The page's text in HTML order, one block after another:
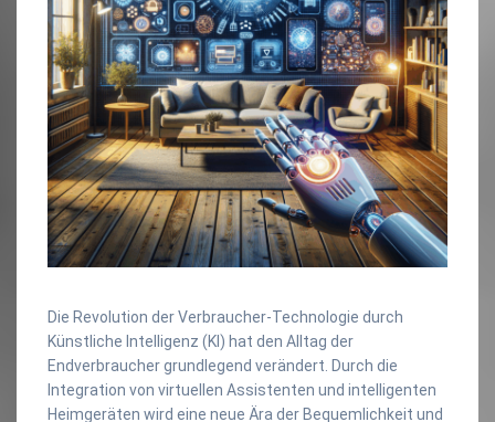
Die Revolution der Verbraucher-Technologie durch
Künstliche Intelligenz (KI) hat den Alltag der
Endverbraucher grundlegend verändert. Durch die
Integration von virtuellen Assistenten und intelligenten
Heimgeräten wird eine neue Ära der Bequemlichkeit und